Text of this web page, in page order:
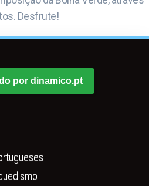
Desfrute!
por dinamico.pt